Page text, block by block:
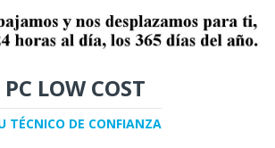
PC LOW COST
TÉCNICO DE CONFIANZA